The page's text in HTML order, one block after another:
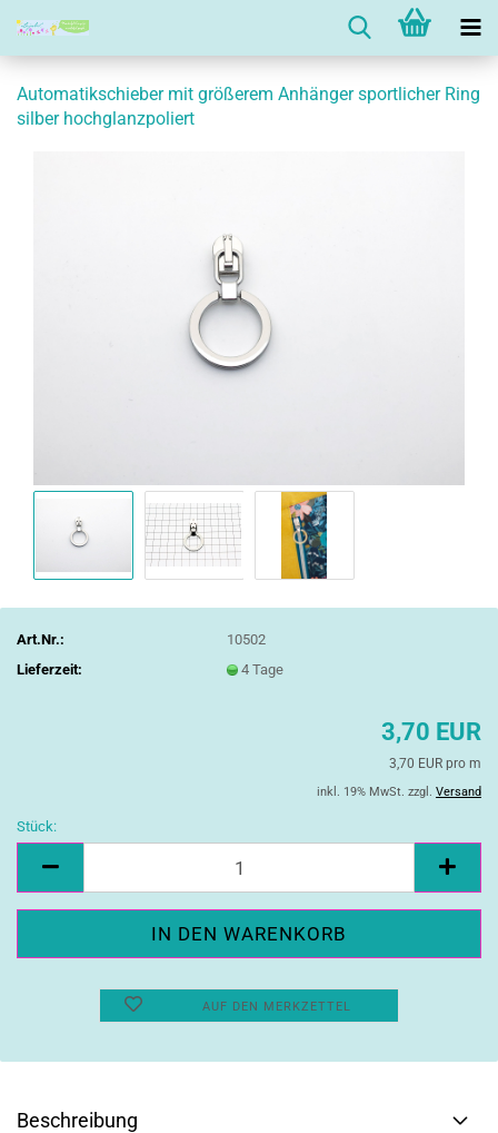
Automatikschieber mit größerem Anhänger sportlicher Ring
silber hochglanzpoliert
Art.Nr.:
10502
Lieferzeit:
4 Tage
3,70 EUR
3,70 EUR pro m
inkl. 19% MwSt. zzgl. Versand
Stück:
AUF DEN MERKZETTEL
Beschreibung